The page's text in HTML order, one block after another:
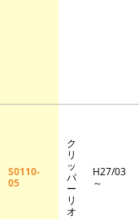
S0110-
05
ク
リ
ッ
パ
ー
リ
オ
H27/03
～